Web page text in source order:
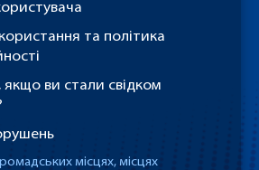
та політика
ви стали свідком
місцях, місцях